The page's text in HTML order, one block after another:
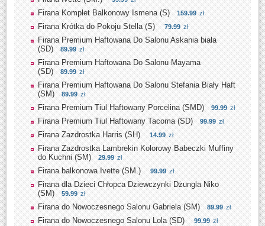
Firana Komplet Balkonowy Ismena (S) 159.99 zł
Firana Krótka do Pokoju Stella (S) 79.99 zł
Firana Premium Haftowana Do Salonu Askania biała
(SD)
89.99 zł
Firana Premium Haftowana Do Salonu Mayama
(SD)
89.99 zł
Firana Premium Haftowana Do Salonu Stefania Biały Haft
(SM)
89.99 zł
Firana Premium Tiul Haftowany Porcelina (SMD) 99.99 zł
Firana Premium Tiul Haftowany Tacoma (SD) 99.99 zł
Firana Zazdrostka Harris (SH) 14.99 zł
Firana Zazdrostka Lambrekin Kolorowy Babeczki Muffiny
do Kuchni (SM)
29.99 zł
Firana balkonowa Ivette (SM.) 99.99 zł
Firana dla Dzieci Chłopca Dziewczynki Dżungla Niko
(SM)
59.99 zł
Firana do Nowoczesnego Salonu Gabriela (SM) 89.99 zł
Firana do Nowoczesnego Salonu Lola (SD) 99.99 zł